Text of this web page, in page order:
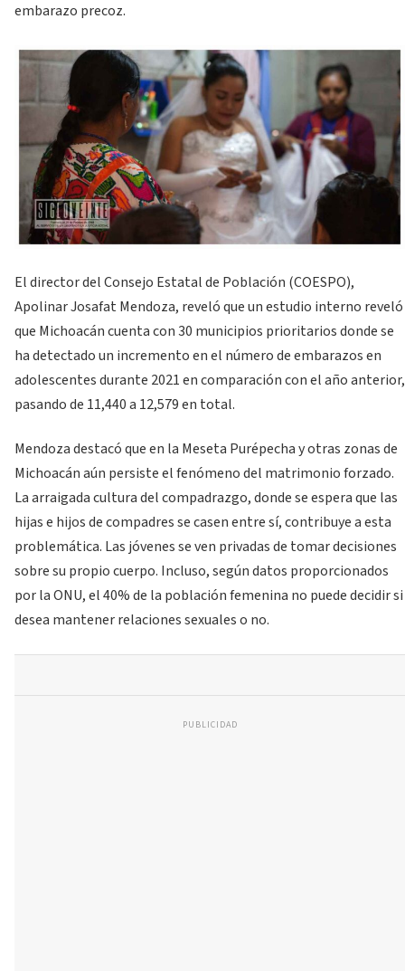
embarazo precoz.
El director del Consejo Estatal de Población (COESPO),
Apolinar Josafat Mendoza, reveló que un estudio interno reveló
que Michoacán cuenta con 30 municipios prioritarios donde se
ha detectado un incremento en el número de embarazos en
adolescentes durante 2021 en comparación con el año anterior,
pasando de 11,440 a 12,579 en total.
Mendoza destacó que en la Meseta Purépecha y otras zonas de
Michoacán aún persiste el fenómeno del matrimonio forzado.
La arraigada cultura del compadrazgo, donde se espera que las
hijas e hijos de compadres se casen entre sí, contribuye a esta
problemática. Las jóvenes se ven privadas de tomar decisiones
sobre su propio cuerpo. Incluso, según datos proporcionados
por la ONU, el 40% de la población femenina no puede decidir si
desea mantener relaciones sexuales o no.
PUBLICIDAD